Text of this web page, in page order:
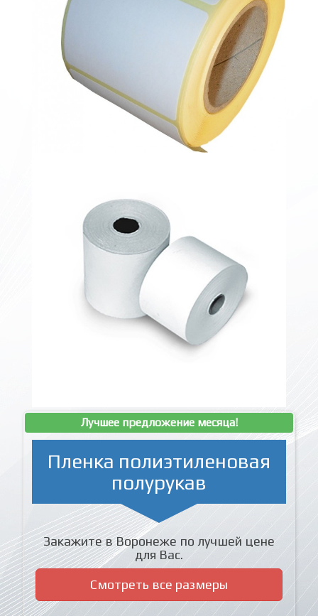
Лучшее предложение месяца!
Пленка полиэтиленовая
полурукав
Закажите в Воронеже по лучшей цене
для Вас.
Смотреть все размеры